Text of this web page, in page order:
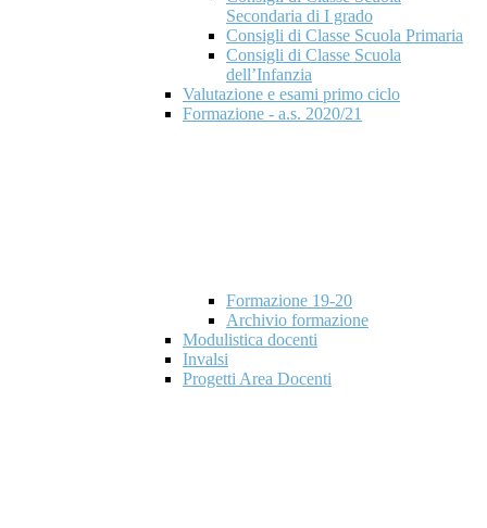
Secondaria di I grado
Consigli di Classe Scuola Primaria
Consigli di Classe Scuola
dell’Infanzia
Valutazione e esami primo ciclo
Formazione - a.s. 2020/21
Formazione 19-20
Archivio formazione
Modulistica docenti
Invalsi
Progetti Area Docenti